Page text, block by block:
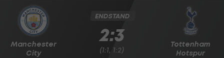
Manchester
City
Tottenham
Hotspur
ENDSTAND
2:3
(1:1, 1:2)